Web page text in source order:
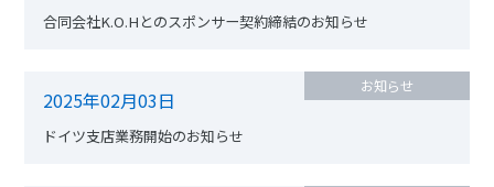
合同会社K.O.Hとのスポンサー契約締結のお知らせ
2025年02月03日
お知らせ
ドイツ支店業務開始のお知らせ